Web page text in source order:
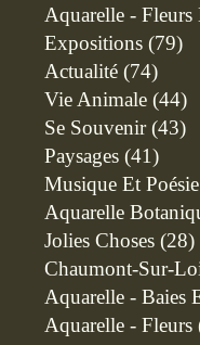
Aquarelle - Fleurs
Expositions (79)
Actualité (74)
Vie Animale (44)
Se Souvenir(43)
Paysages (41)
Musique Et Poésie
Aquarelle
Jolies Choses (28)
Chaumont-Sur-
Aquarelle - Baies
Aquarelle - Fleurs